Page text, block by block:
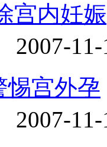
宫内妊娠
2007-
惕宫外孕
2007-